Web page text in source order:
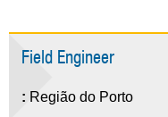
Field Engineer
: Região do Porto